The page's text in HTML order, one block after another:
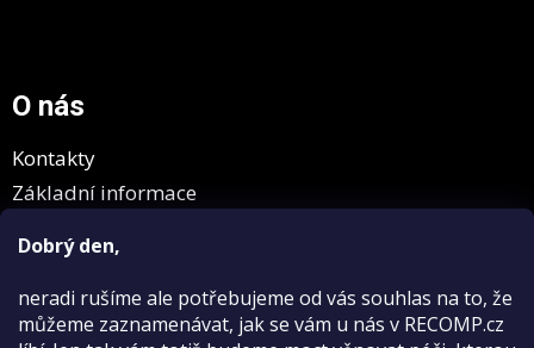
Dobrý den,
neradi rušíme ale potřebujeme od vás souhlas na to, že
můžeme zaznamenávat, jak se vám u nás v RECOMP.cz
O nás
Kontakty
Základní informace